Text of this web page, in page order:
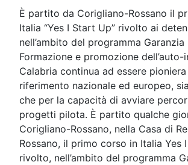
È partito da Corigliano-Rossano il
Italia “Yes I Start Up” rivolto ai
nell’ambito del programma Garanzia
Formazione e promozione dell’auto-
Calabria continua ad essere
riferimento nazionale ed europeo,
che per la capacità di avviare
progetti pilota. È partito qualche
Corigliano-Rossano, nella Casa di
Rossano, il primo corso in Italia Yes
rivolto, nell’ambito del programma